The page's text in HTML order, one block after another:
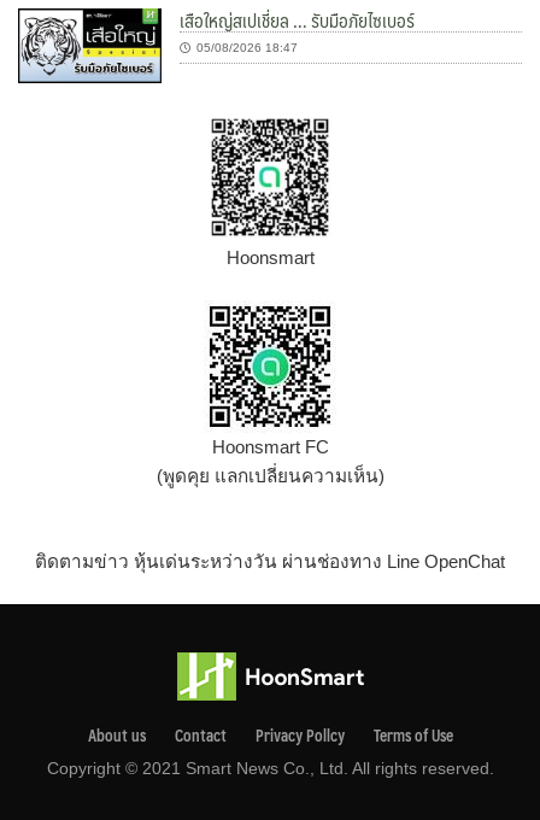
เสือใหญ่สเปเชี่ยล … รับมือภัยไซเบอร์
05/08/2026 18:47
Hoonsmart
Hoonsmart FC
(พูดคุย แลกเปลี่ยนความเห็น)
ติดตามข่าว หุ้นเด่นระหว่างวัน ผ่านช่องทาง Line OpenChat
About us Contact Privacy Pollcy Terms of Use
Copyright © 2021 Smart News Co., Ltd. All rights reserved.